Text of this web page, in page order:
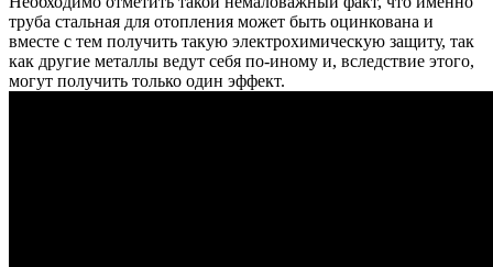
труба стальная для отопления может быть оцинкована и
вместе с тем получить такую электрохимическую защиту, так
как другие металлы ведут себя по-иному и, вследствие этого,
могут получить только один эффект.